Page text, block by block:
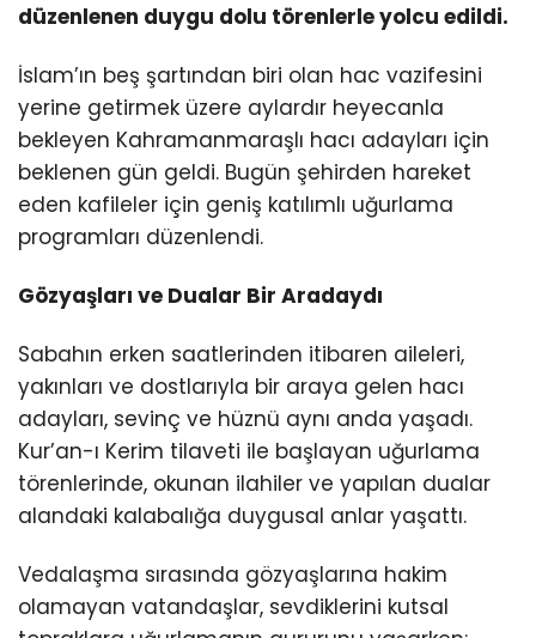
düzenlenen duygu dolu törenlerle yolcu edildi.
İslam’ın beş şartından biri olan hac vazifesini
yerine getirmek üzere aylardır heyecanla
bekleyen Kahramanmaraşlı hacı adayları için
beklenen gün geldi. Bugün şehirden hareket
eden kafileler için geniş katılımlı uğurlama
programları düzenlendi.
Gözyaşları ve Dualar Bir Aradaydı
Sabahın erken saatlerinden itibaren aileleri,
yakınları ve dostlarıyla bir araya gelen hacı
adayları, sevinç ve hüznü aynı anda yaşadı.
Kur’an-ı Kerim tilaveti ile başlayan uğurlama
törenlerinde, okunan ilahiler ve yapılan dualar
alandaki kalabalığa duygusal anlar yaşattı.
Vedalaşma sırasında gözyaşlarına hakim
olamayan vatandaşlar, sevdiklerini kutsal